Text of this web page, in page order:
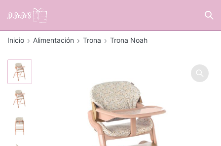
Inicio Alimentación Trona Trona Noah